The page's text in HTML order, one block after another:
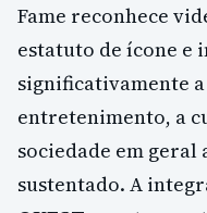
Fame reconhece
estatuto de ícone e
significativamente
entretenimento, a
sociedade em
sustentado. A